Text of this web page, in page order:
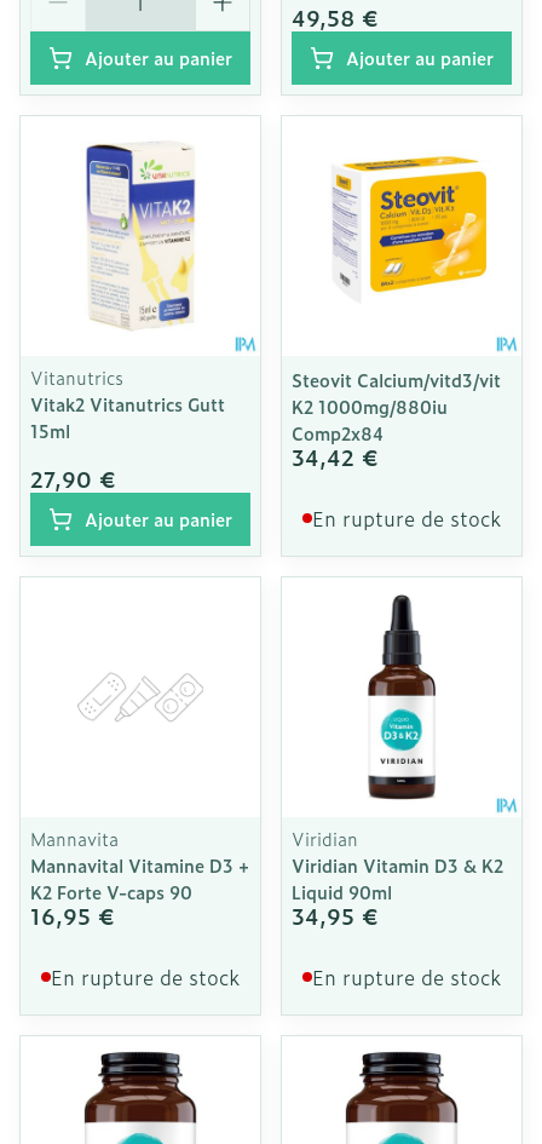
Ajouter au panier
49,58 €
Ajouter au panier
Vitanutrics
Vitak2 Vitanutrics Gutt
15ml
27,90 €
Ajouter au panier
Steovit Calcium/vitd3/vit
K2 1000mg/880iu
Comp2x84
34,42 €
En rupture de stock
Mannavita
Mannavital Vitamine D3 +
K2 Forte V-caps 90
16,95 €
En rupture de stock
Viridian
Viridian Vitamin D3 & K2
Liquid 90ml
34,95 €
En rupture de stock